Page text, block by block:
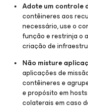
Adote um controle
contêineres aos
necessário, use o
função e restrinja o
criação de
Não misture
aplicações de
contêineres e
e propósito em
colaterais em caso